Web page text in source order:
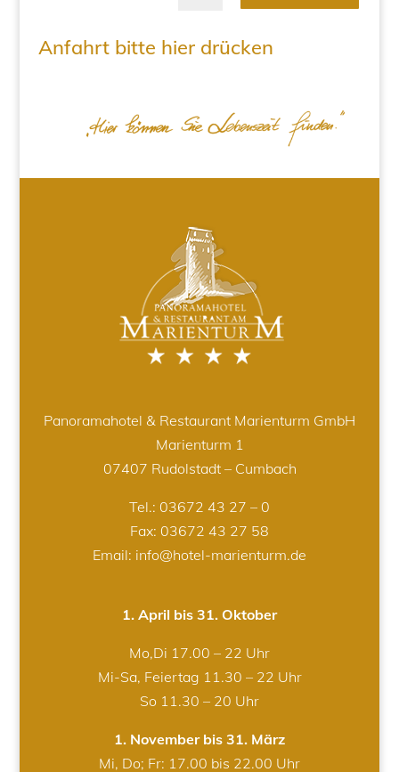
Anfahrt bitte hier drücken
Panoramahotel & Restaurant Marienturm GmbH
Marienturm 1
07407 Rudolstadt – Cumbach
Tel.: 03672 43 27 – 0
Fax: 03672 43 27 58
Email: info@hotel-marienturm.de
1. April bis 31. Oktober
Mo,Di 17.00 – 22 Uhr
Mi-Sa, Feiertag 11.30 – 22 Uhr
So 11.30 – 20 Uhr
1. November bis 31. März
Mi, Do; Fr: 17.00 bis 22.00 Uhr